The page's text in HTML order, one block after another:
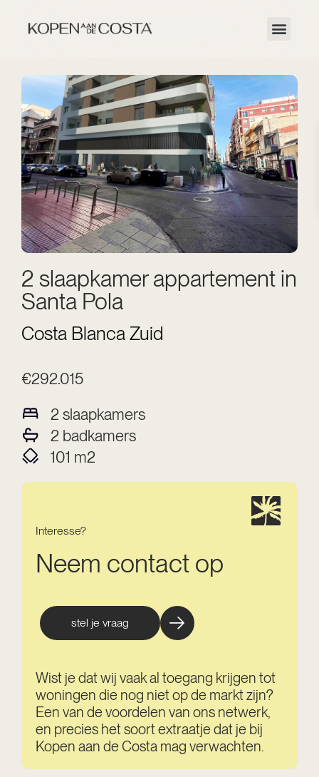
2 slaapkamer appartement in
Santa Pola
Costa Blanca Zuid
€292.015
2 slaapkamers
2 badkamers
101 m2
Interesse?
Neem contact op
stel je vraag
Wist je dat wij vaak al toegang krijgen tot
woningen die nog niet op de markt zijn?
Een van de voordelen van ons netwerk,
en precies het soort extraatje dat je bij
Kopen aan de Costa mag verwachten.